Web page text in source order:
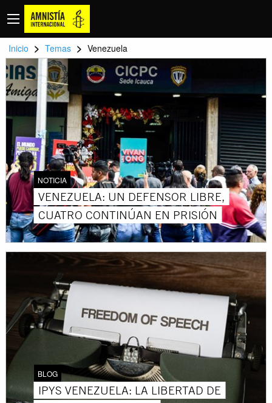
Inicio > Temas > Venezuela
NOTICIA
VENEZUELA: UN DEFENSOR LIBRE,
CUATRO CONTINÚAN EN PRISIÓN
BLOG
IPYS VENEZUELA: LA LIBERTAD DE